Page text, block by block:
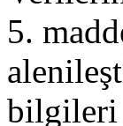
5.
bilgileri